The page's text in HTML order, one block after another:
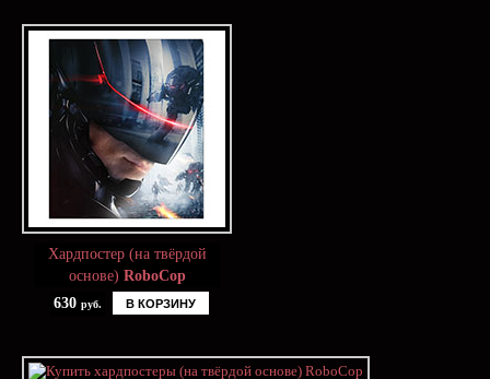
Хардпостер (на твёрдой
основе) RoboCop
630 руб. В КОРЗИНУ